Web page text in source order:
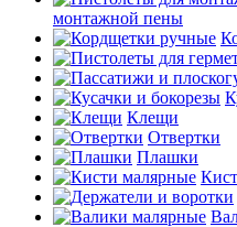
монтажной пены
Клещи
Отвертки
Плашки